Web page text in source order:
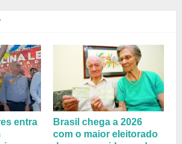
entra
Brasil chega a 2026
com o maior eleitorado